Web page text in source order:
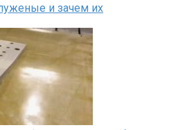
и зачем их